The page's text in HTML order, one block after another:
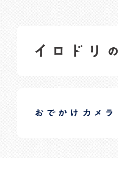
日常の様子など随時更新中です。
日常の様子など随時更新中です。